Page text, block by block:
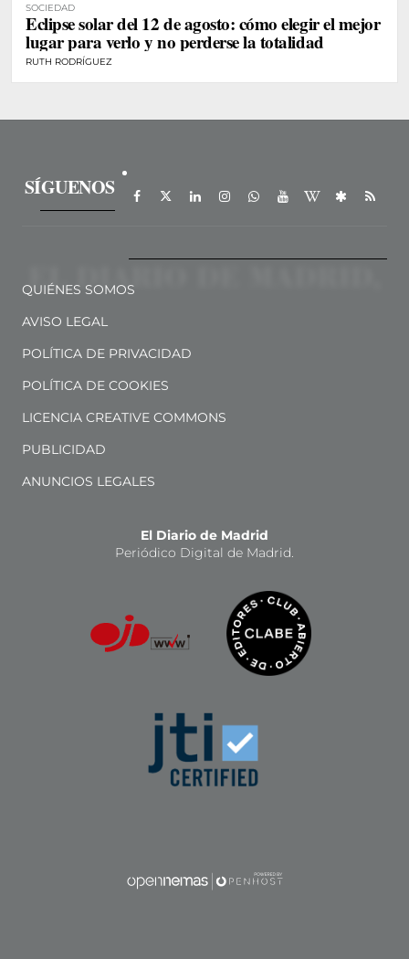
SOCIEDAD
Eclipse solar del 12 de agosto: cómo elegir el mejor
lugar para verlo y no perderse la totalidad
RUTH RODRÍGUEZ
SÍGUENOS
QUIÉNES SOMOS
AVISO LEGAL
POLÍTICA DE PRIVACIDAD
POLÍTICA DE COOKIES
LICENCIA CREATIVE COMMONS
PUBLICIDAD
ANUNCIOS LEGALES
El Diario de Madrid
Periódico Digital de Madrid.